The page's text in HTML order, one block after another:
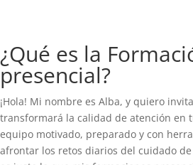
¿Qué es la
presencial?
¡Hola! Mi nombre es Alba, y quiero
transformará la calidad de atención en
equipo motivado, preparado y con
afrontar los retos diarios del cuidado